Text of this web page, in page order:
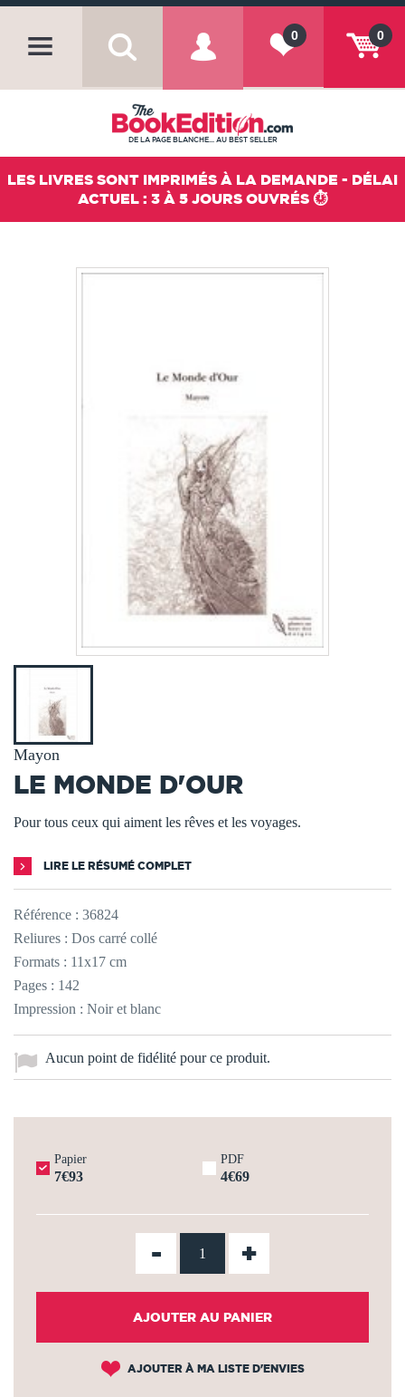
0
0
DE LA PAGE BLANCHE... AU BEST SELLER
LES LIVRES SONT IMPRIMÉS À LA DEMANDE - DÉLAI
ACTUEL : 3 À 5 JOURS OUVRÉS ⏱️
Mayon
LE MONDE D'OUR
Pour tous ceux qui aiment les rêves et les voyages.
LIRE LE RÉSUMÉ COMPLET
Référence : 36824
Reliures : Dos carré collé
Formats : 11x17 cm
Pages : 142
Impression : Noir et blanc
Aucun point de fidélité pour ce produit.
Papier
7€93
PDF
4€69
- +
AJOUTER AU PANIER
AJOUTER À MA LISTE D'ENVIES